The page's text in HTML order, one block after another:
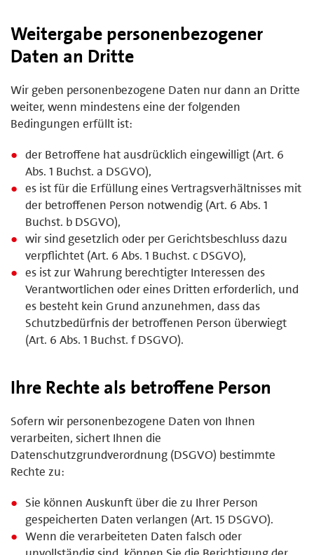
Weitergabe personenbezogener
Daten an Dritte
Wir geben personenbezogene Daten nur dann an Dritte
weiter, wenn mindestens eine der folgenden
Bedingungen erfüllt ist:
der Betroffene hat ausdrücklich eingewilligt (Art. 6
Abs. 1 Buchst. a DSGVO),
es ist für die Erfüllung eines Vertragsverhältnisses mit
der betroffenen Person notwendig (Art. 6 Abs. 1
Buchst. b DSGVO),
wir sind gesetzlich oder per Gerichtsbeschluss dazu
verpflichtet (Art. 6 Abs. 1 Buchst. c DSGVO),
es ist zur Wahrung berechtigter Interessen des
Verantwortlichen oder eines Dritten erforderlich, und
es besteht kein Grund anzunehmen, dass das
Schutzbedürfnis der betroffenen Person überwiegt
(Art. 6 Abs. 1 Buchst. f DSGVO).
Ihre Rechte als betroffene Person
Sofern wir personenbezogene Daten von Ihnen
verarbeiten, sichert Ihnen die
Datenschutzgrundverordnung (DSGVO) bestimmte
Rechte zu:
Sie können Auskunft über die zu Ihrer Person
gespeicherten Daten verlangen (Art. 15 DSGVO).
Wenn die verarbeiteten Daten falsch oder